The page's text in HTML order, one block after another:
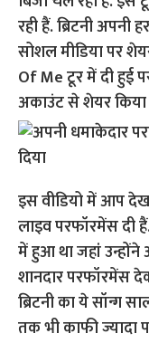
रही हैं. ब्रिटनी
सोशल मीडिया पर
Of Me टूर में दी हुई
अकाउंट से शेयर
इस वीडियो में आप
लाइव परफॉरमेंस दी
में हुआ था जहां उन्होंने
शानदार परफॉरमेंस
ब्रिटनी का ये सॉन्ग
तक भी काफी ज्यादा